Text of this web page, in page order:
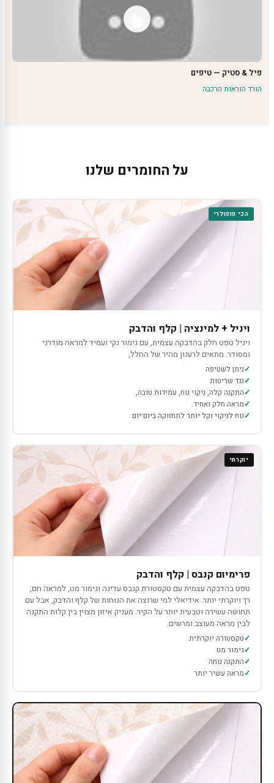
פיל & סטיק — טיפים
הורד הוראות הרכבה
על החומרים שלנו
הכי פופולרי
ויניל + למינציה | קלף והדבק
ויניל טפט חלק בהדבקה עצמית, עם גימור נקי ועמיד למראה מודרני
ומסודר. מתאים לרענון מהיר של החלל,
ניתן לשטיפה
נגד שריטות
התקנה קלה, ניקוי נוח, עמידות טובה,
מראה חלק ואחיד.
נוח לניקוי וקל יותר לתחזוקה ביום־יום
יוקרתי
פרימיום קנבס | קלף והדבק
טפט בהדבקה עצמית עם טקסטורת קנבס עדינה וגימור מט, למראה חם,
רך ויוקרתי יותר. אידיאלי למי שרוצה את הנוחות של קלף והדבק, אבל עם
תחושה עשירה וטבעית יותר על הקיר. מעניק איזון מצוין בין קלות התקנה
לבין מראה מעוצב ומרשים.
טקסטורה יוקרתית
גימור מט
התקנה נוחה
מראה עשיר יותר